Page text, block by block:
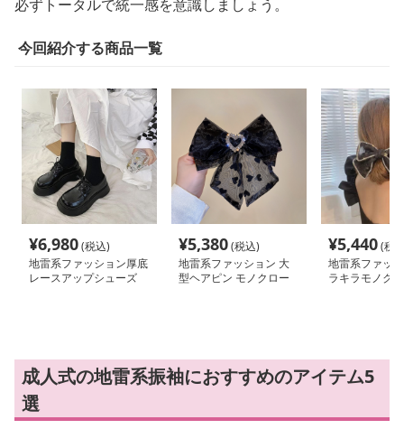
必ずトータルで統一感を意識しましょう。
今回紹介する商品一覧
¥6,980(税込)
地雷系ファッション厚底
レースアップシューズ
¥5,380(税込)
地雷系ファッション 大
型ヘアピン モノクロー
¥5,440(税
地雷系ファッ
ラキラモノク
成人式の地雷系振袖におすすめのアイテム5
選